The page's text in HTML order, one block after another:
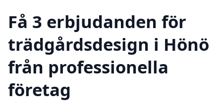
Få 3 erbjudanden för
trädgårdsdesign i Hönö
från professionella
företag